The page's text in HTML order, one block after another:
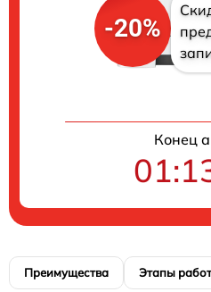
-20%
Конец
Преимущества Этапы работ